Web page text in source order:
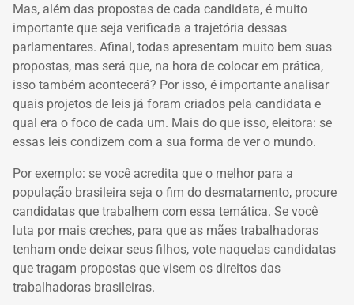
Mas, além das propostas de cada candidata, é muito
importante que seja verificada a trajetória dessas
parlamentares. Afinal, todas apresentam muito bem suas
propostas, mas será que, na hora de colocar em prática,
isso também acontecerá? Por isso, é importante analisar
quais projetos de leis já foram criados pela candidata e
qual era o foco de cada um. Mais do que isso, eleitora: se
essas leis condizem com a sua forma de ver o mundo.
Por exemplo: se você acredita que o melhor para a
população brasileira seja o fim do desmatamento, procure
candidatas que trabalhem com essa temática. Se você
luta por mais creches, para que as mães trabalhadoras
tenham onde deixar seus filhos, vote naquelas candidatas
que tragam propostas que visem os direitos das
trabalhadoras brasileiras.